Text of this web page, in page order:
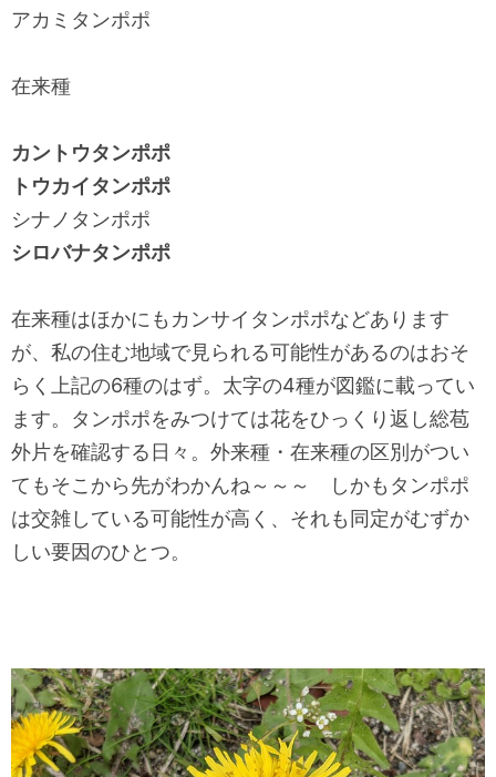
アカミタンポポ
在来種
カントウタンポポ
トウカイタンポポ
シナノタンポポ
シロバナタンポポ
在来種はほかにもカンサイタンポポなどあります
が、私の住む地域で見られる可能性があるのはおそ
らく上記の6種のはず。太字の4種が図鑑に載ってい
ます。タンポポをみつけては花をひっくり返し総苞
外片を確認する日々。外来種・在来種の区別がつい
てもそこから先がわかんね～～～ しかもタンポポ
は交雑している可能性が高く、それも同定がむずか
しい要因のひとつ。